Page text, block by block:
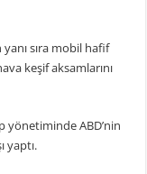
sıra mobil hafif
keşif aksamlarını
yönetiminde ABD’nin
yaptı.